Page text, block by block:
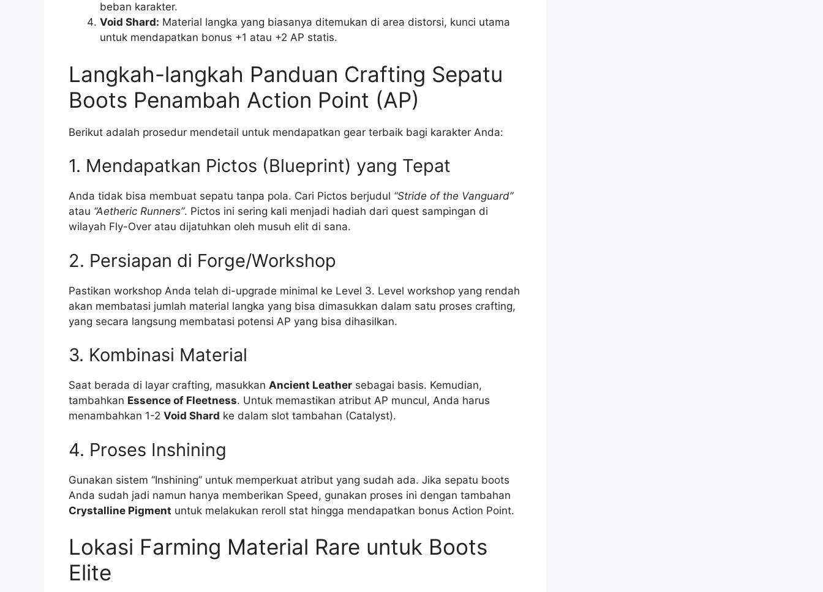
beban karakter.
Void Shard: Material langka yang biasanya ditemukan di area distorsi, kunci utama
untuk mendapatkan bonus +1 atau +2 AP statis.
Langkah-langkah Panduan Crafting Sepatu
Boots Penambah Action Point (AP)
Berikut adalah prosedur mendetail untuk mendapatkan gear terbaik bagi karakter Anda:
1. Mendapatkan Pictos (Blueprint) yang Tepat
Anda tidak bisa membuat sepatu tanpa pola. Cari Pictos berjudul “Stride of the Vanguard”
atau “Aetheric Runners”. Pictos ini sering kali menjadi hadiah dari quest sampingan di
wilayah Fly-Over atau dijatuhkan oleh musuh elit di sana.
2. Persiapan di Forge/Workshop
Pastikan workshop Anda telah di-upgrade minimal ke Level 3. Level workshop yang rendah
akan membatasi jumlah material langka yang bisa dimasukkan dalam satu proses crafting,
yang secara langsung membatasi potensi AP yang bisa dihasilkan.
3. Kombinasi Material
Saat berada di layar crafting, masukkan Ancient Leather sebagai basis. Kemudian,
tambahkan Essence of Fleetness. Untuk memastikan atribut AP muncul, Anda harus
menambahkan 1-2 Void Shard ke dalam slot tambahan (Catalyst).
4. Proses Inshining
Gunakan sistem “Inshining” untuk memperkuat atribut yang sudah ada. Jika sepatu boots
Anda sudah jadi namun hanya memberikan Speed, gunakan proses ini dengan tambahan
Crystalline Pigment untuk melakukan reroll stat hingga mendapatkan bonus Action Point.
Lokasi Farming Material Rare untuk Boots
Elite